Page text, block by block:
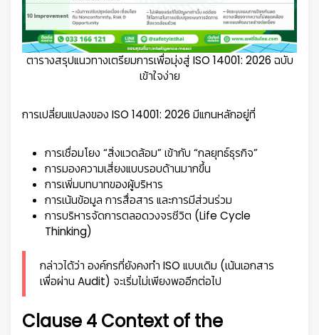
ตารางสรุปแนวทางเตรียมการเพื่อมุ่งสู่ ISO 14001: 2026 ฉบับ
เข้าใจง่าย
การเปลี่ยนแปลงของ ISO 14001: 2026 มีแกนหลักอยู่ที่
การเชื่อมโยง “สิ่งแวดล้อม” เข้ากับ “กลยุทธ์ธุรกิจ”
การมองความเสี่ยงแบบรอบด้านมากขึ้น
การเพิ่มบทบาทของผู้บริหาร
การเน้นข้อมูล การสื่อสาร และการมีส่วนร่วม
การบริหารจัดการตลอดวงจรชีวิต (Life Cycle
Thinking)
กล่าวได้ว่า องค์กรที่ยังคงทำ ISO แบบเดิม (เน้นเอกสาร
เพื่อผ่าน Audit) จะเริ่มไม่เพียงพออีกต่อไป
Clause 4 Context of the